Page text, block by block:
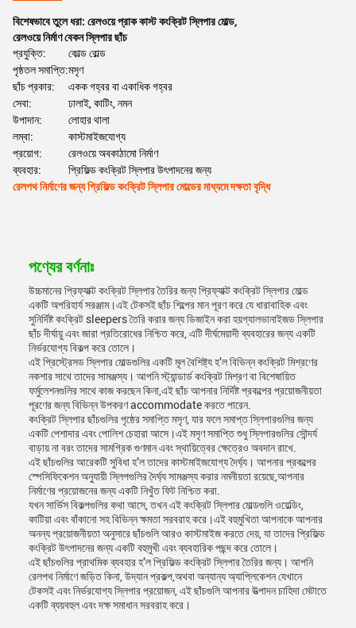
বিশেষভাবে তুলে ধরা: রেলওয়ে প্রাক কাস্ট কংক্রিট স্লিপার মোল্ড,
রেলওয়ে নির্মাণ বেকন স্লিপার ছাঁচ
প্রযুক্তি:
কোল্ড রোল্ড
পৃষ্ঠতল সমাপ্তি:মসৃণ
ছাঁচ প্রকার:
একক গহ্বর বা একাধিক গহ্বর
সেবা:
ঢালাই, কাটিং, নমন
উপাদান:
লোহার থালা
লম্বা:
কাস্টমাইজযোগ্য
প্রয়োগ:
রেলওয়ে অবকাঠামো নির্মাণ
ব্যবহার:
প্রিফিল্ড কংক্রিট স্লিপার উৎপাদনের জন্য
রেলপথ নির্মাণের জন্য প্রিফিল্ড কংক্রিট স্লিপার মোল্ডের মাধ্যমে দক্ষতা বৃদ্ধি
পণ্যের বর্ণনাঃ
উচ্চমানের প্রিফ্যাক্ট কংক্রিট স্লিপার তৈরির জন্য প্রিফ্যাক্ট কংক্রিট স্লিপার মোল্ড
একটি অপরিহার্য সরঞ্জাম।এই টেকসই ছাঁচ শিল্পের মান পূরণ করে যে ধারাবাহিক এবং
সুনির্দিষ্ট কংক্রিট sleepers তৈরি করার জন্য ডিজাইন করা হয়গ্যালভানাইজড স্লিপার
ছাঁচ দীর্ঘায়ু এবং জারা প্রতিরোধের নিশ্চিত করে, এটি দীর্ঘমেয়াদী ব্যবহারের জন্য একটি
নির্ভরযোগ্য বিকল্প করে তোলে।
এই প্রিস্ট্রেসড স্লিপার মোল্ডগুলির একটি মূল বৈশিষ্ট্য হ'ল বিভিন্ন কংক্রিট মিশ্রণের
নকশার সাথে তাদের সামঞ্জস্য। আপনি স্ট্যান্ডার্ড কংক্রিট মিশ্রণ বা বিশেষায়িত
ফর্মুলেশনগুলির সাথে কাজ করছেন কিনা,এই ছাঁচ আপনার নির্দিষ্ট প্রকল্পের প্রয়োজনীয়তা
পূরণের জন্য বিভিন্ন উপকরণ accommodate করতে পারেন.
কংক্রিট স্লিপার ছাঁচগুলির পৃষ্ঠের সমাপ্তি মসৃণ, যার ফলে সমাপ্ত স্লিপারগুলির জন্য
একটি পেশাদার এবং পোলিশ চেহারা আসে।এই মসৃণ সমাপ্তি শুধু স্লিপারগুলির সৌন্দর্য
বাড়ায় না বরং তাদের সামগ্রিক গুণমান এবং স্থায়িত্বের ক্ষেত্রেও অবদান রাখে.
এই ছাঁচগুলির আরেকটি সুবিধা হ'ল তাদের কাস্টমাইজযোগ্য দৈর্ঘ্য। আপনার প্রকল্পের
স্পেসিফিকেশন অনুযায়ী স্লিপগুলির দৈর্ঘ্য সামঞ্জস্য করার নমনীয়তা রয়েছে,আপনার
নির্মাণের প্রয়োজনের জন্য একটি নিখুঁত ফিট নিশ্চিত করা.
যখন সার্ভিস বিকল্পগুলির কথা আসে, তখন এই কংক্রিট স্লিপার মোল্ডগুলি ওয়েল্ডিং,
কাটিয়া এবং বাঁকানো সহ বিভিন্ন ক্ষমতা সরবরাহ করে।এই বহুমুখিতা আপনাকে আপনার
অনন্য প্রয়োজনীয়তা অনুসারে ছাঁচগুলি আরও কাস্টমাইজ করতে দেয়, যা তাদের প্রিফিল্ড
কংক্রিট উৎপাদনের জন্য একটি বহুমুখী এবং ব্যবহারিক পছন্দ করে তোলে।
এই ছাঁচগুলির প্রাথমিক ব্যবহার হ'ল প্রিফিল্ড কংক্রিট স্লিপার তৈরির জন্য। আপনি
রেলপথ নির্মাণে জড়িত কিনা, উদ্যান প্রকল্প,অথবা অন্যান্য অ্যাপ্লিকেশন যেখানে
টেকসই এবং নির্ভরযোগ্য স্লিপার প্রয়োজন, এই ছাঁচগুলি আপনার উত্পাদন চাহিদা মেটাতে
একটি ব্যয়বহুল এবং দক্ষ সমাধান সরবরাহ করে।